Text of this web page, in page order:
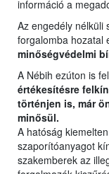
információ a
Az engedély nélküli
forgalomba hozatal
minőségvédelmi
A Nébih ezúton is
értékesítésre
történjen is, már
minősül.
A hatóság
szaporítóanyagot
szakemberek az